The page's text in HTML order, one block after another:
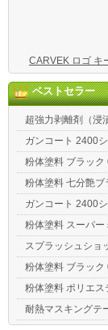
CARVEK ロゴ キ
ベストセラー
超強力剥離剤（浸
ガンコート 2400
粉体塗料 ブラック
粉体塗料 七分艶ブ
ガンコート 2400
粉体塗料 スーパー
スプラッシュショ
粉体塗料 ブラック
粉体塗料 ポリエス
耐熱マスキングテ